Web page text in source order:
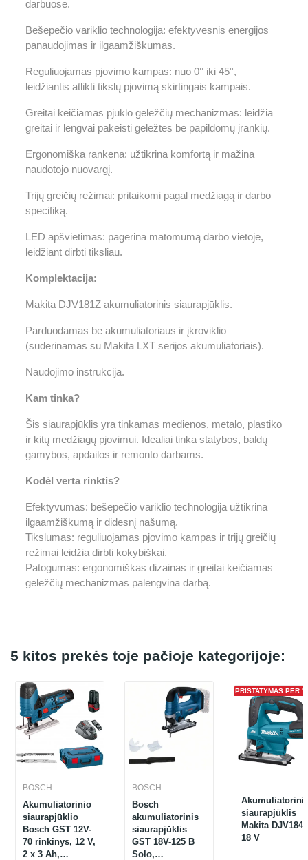
darbuose.
Bešepečio variklio technologija: efektyvesnis energijos
panaudojimas ir ilgaamžiškumas.
Reguliuojamas pjovimo kampas: nuo 0° iki 45°,
leidžiantis atlikti tikslų pjovimą skirtingais kampais.
Greitai keičiamas pjūklo geležčių mechanizmas: leidžia
greitai ir lengvai pakeisti geležtes be papildomų įrankių.
Ergonomiška rankena: užtikrina komfortą ir mažina
naudotojo nuovargį.
Trijų greičių režimai: pritaikomi pagal medžiagą ir darbo
specifiką.
LED apšvietimas: pagerina matomumą darbo vietoje,
leidžiant dirbti tiksliau.
Komplektacija:
Makita DJV181Z akumuliatorinis siaurapjūklis.
Parduodamas be akumuliatoriaus ir įkroviklio
(suderinamas su Makita LXT serijos akumuliatoriais).
Naudojimo instrukcija.
Kam tinka?
Šis siaurapjūklis yra tinkamas medienos, metalo, plastiko
ir kitų medžiagų pjovimui. Idealiai tinka statybos, baldų
gamybos, apdailos ir remonto darbams.
Kodėl verta rinktis?
Efektyvumas: bešepečio variklio technologija užtikrina
ilgaamžiškumą ir didesnį našumą.
Tikslumas: reguliuojamas pjovimo kampas ir trijų greičių
režimai leidžia dirbti kokybiškai.
Patogumas: ergonomiškas dizainas ir greitai keičiamas
geležčių mechanizmas palengvina darbą.
5 kitos prekės toje pačioje kategorijoje:
BOSCH
Akumuliatorinio
siaurapjūklio
Bosch GST 12V-
70 rinkinys, 12 V,
2 x 3 Ah,
BOSCH
Bosch
akumuliatorinis
siaurapjūklis
GST 18V-125 B
Solo,
PRISTATYMAS PER 1
siaurapjūklis
Makita
18 V